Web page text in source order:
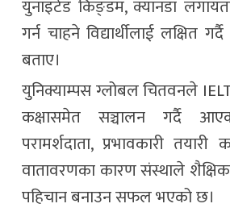
युनाइटेड किङ्डम, क्यानडा
गर्न चाहने विद्यार्थीलाई लक्षित
बताए।
युनिक्याम्पस ग्लोबल चितवनले
कक्षासमेत सञ्चालन गर्दै
परामर्शदाता, प्रभावकारी तयारी
वातावरणका कारण संस्थाले शैक्षिक
पहिचान बनाउन सफल भएको छ।